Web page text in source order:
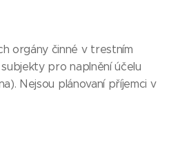
orgány činné v trestním
pro naplnění účelu
Nejsou plánovaní příjemci v